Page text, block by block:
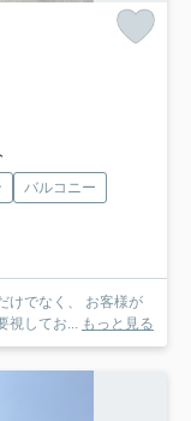
バルコニー
けでなく、 お客様が
視してお... もっと見る